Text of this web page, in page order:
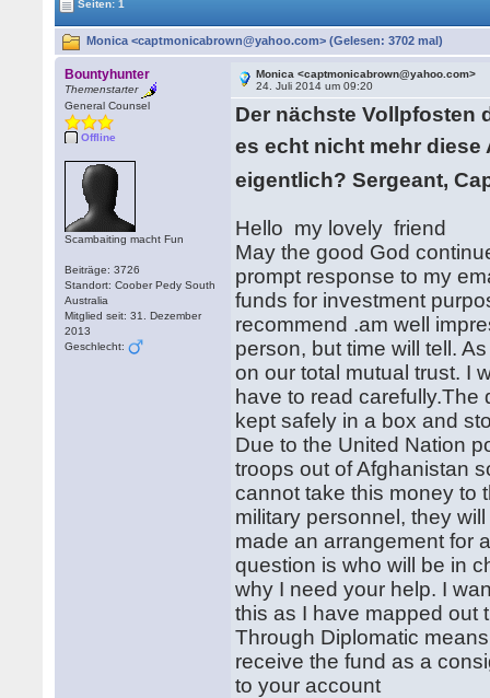
Seiten: 1
Monica <captmonicabrown@yahoo.com> (Gelesen: 3702 mal)
Bountyhunter
Themenstarter
General Counsel
Offline
Scambaiting macht Fun
Beiträge: 3726
Standort: Coober Pedy South
Australia
Mitglied seit: 31. Dezember
2013
Geschlecht:
Monica <captmonicabrown@yahoo.com>
24. Juli 2014 um 09:20
Der nächste Vollpfosten
es echt nicht mehr diese
eigentlich? Sergeant,
Hello my
May the good God
prompt response to my
funds for investment
recommend .am well
person, but time will tell.
on our total mutual trust. I
have to read
kept safely in a box and
Due to the United Nation
troops out of Afghanistan
cannot take this money to
military personnel, they
made an arrangement for
question is who will be in
why I need your help. I
this as I have mapped out
Through Diplomatic
receive the fund as a
to your account